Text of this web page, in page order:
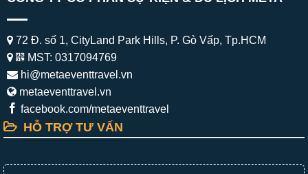
72 Đ. số 1, CityLand Park Hills, P. Gò Vấp, Tp.HCM
MST: 0317094769
hi@metaeventtravel.vn
metaeventtravel.vn
facebook.com/metaeventtravel
HỖ TRỢ TƯ VẤN